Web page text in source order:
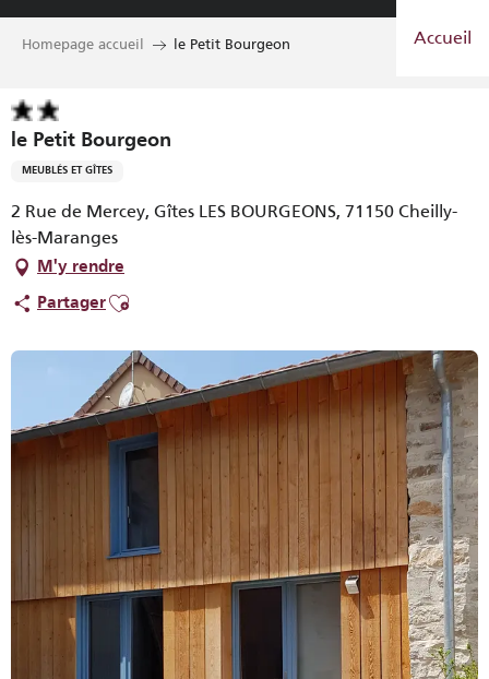
Aller
Accueil
Homepage accueil le Petit Bourgeon
le Petit Bourgeon
MEUBLÉS ET GÎTES
2 Rue de Mercey, Gîtes LES BOURGEONS, 71150 Cheilly-
lès-Maranges
M'y rendre
PartagerAjouter aux favoris